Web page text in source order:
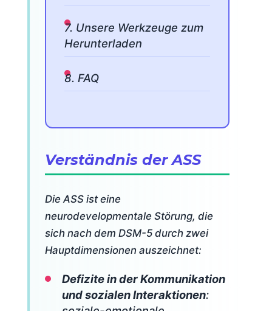
7. Unsere Werkzeuge zum
Herunterladen
8. FAQ
Verständnis der ASS
Die ASS ist eine
neurodevelopmentale Störung, die
sich nach dem DSM-5 durch zwei
Hauptdimensionen auszeichnet:
Defizite in der Kommunikation
und sozialen Interaktionen: